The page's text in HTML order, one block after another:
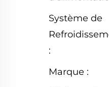
Système de
:
Marque :